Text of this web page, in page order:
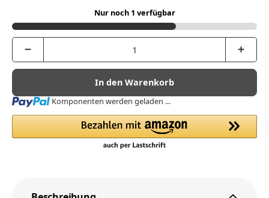
Nur noch 1 verfügbar
In den Warenkorb
Loading... Komponenten werden geladen ...